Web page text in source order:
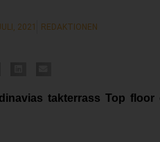
2021 REDAKTIONEN
takterrass Top